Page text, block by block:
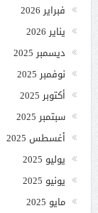
فبراير 2026
يناير 2026
ديسمبر 2025
نوفمبر 2025
أكتوبر 2025
سبتمبر 2025
أغسطس 2025
يوليو 2025
يونيو 2025
مايو 2025